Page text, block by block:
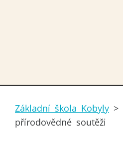
Základní škola Kobyly >
přírodovědné soutěži